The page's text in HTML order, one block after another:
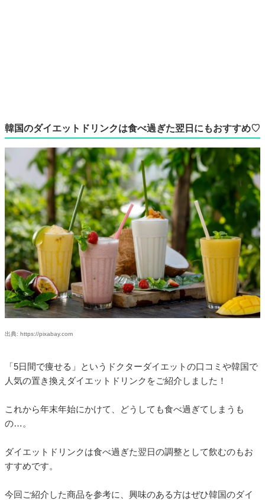
韓国のダイエットドリンクは食べ過ぎた翌日にもおすすめ♡
出典: https://pixabay.com
「5日間で痩せる」というドクターダイエットの口コミや韓国で
人気の置き換えダイエットドリンクをご紹介しました！
これから年末年始にかけて、どうしても食べ過ぎてしまうも
の…。
ダイエットドリンクは食べ過ぎた翌日の調整として飲むのもお
すすめです。
今回ご紹介した商品を参考に、興味のある方はぜひ韓国のダイ